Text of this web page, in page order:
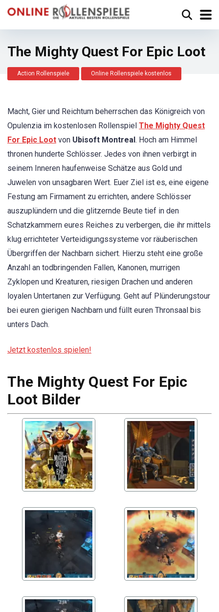
The Mighty Quest For Epic Loot
Action Rollenspiele Online Rollenspiele kostenlos
Macht, Gier und Reichtum beherrschen das Königreich von
Opulenzia im kostenlosen Rollenspiel The Mighty Quest
For Epic Loot von Ubisoft Montreal. Hoch am Himmel
thronen hunderte Schlösser. Jedes von ihnen verbirgt in
seinem Inneren haufenweise Schätze aus Gold und
Juwelen von unsagbaren Wert. Euer Ziel ist es, eine eigene
Festung am Firmament zu errichten, andere Schlösser
auszuplündern und die glitzernde Beute tief in den
Schatzkammern eures Reiches zu verbergen, die ihr mittels
klug errichteter Verteidigungssysteme vor räuberischen
Übergriffen der Nachbarn sichert. Hierzu steht eine große
Anzahl an todbringenden Fallen, Kanonen, murrigen
Zyklopen und Kreaturen, riesigen Drachen und anderen
loyalen Untertanen zur Verfügung. Geht auf Plünderungstour
bei euren gierigen Nachbarn und füllt euren Thronsaal bis
unters Dach.
Jetzt kostenlos spielen!
The Mighty Quest For Epic
Loot Bilder